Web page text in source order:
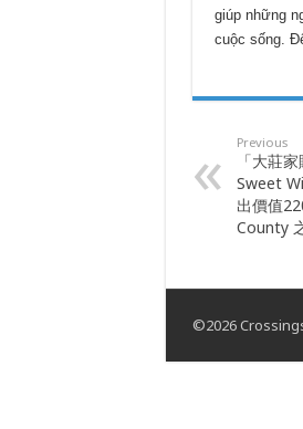
giúp những
cuộc sống.
Previous
「大莊
Sweet
出價值
County
©2026